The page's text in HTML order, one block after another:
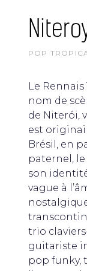
POP
Le
nom de
de Niterói,
est
Brésil, en
paternel,
son
vague à
trio
guitariste
pop funky,